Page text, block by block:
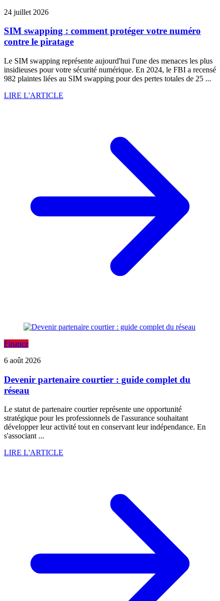
24 juillet 2026
SIM swapping : comment protéger votre numéro
contre le piratage
Le SIM swapping représente aujourd'hui l'une des menaces les plus
insidieuses pour votre sécurité numérique. En 2024, le FBI a recensé
982 plaintes liées au SIM swapping pour des pertes totales de 25 ...
LIRE L'ARTICLE
Finance
6 août 2026
Devenir partenaire courtier : guide complet du
réseau
Le statut de partenaire courtier représente une opportunité
stratégique pour les professionnels de l'assurance souhaitant
développer leur activité tout en conservant leur indépendance. En
s'associant ...
LIRE L'ARTICLE